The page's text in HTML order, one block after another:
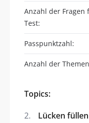
Anzahl der Fragen
Test:
Passpunktzahl:
Anzahl der
Topics:
Lücken